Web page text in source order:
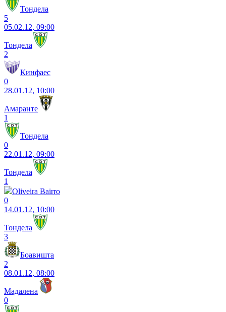
Тондела
5
05.02.12, 09:00
Тондела
2
Кинфаес
0
28.01.12, 10:00
Амаранте
1
Тондела
0
22.01.12, 09:00
Тондела
1
Oliveira Bairro
0
14.01.12, 10:00
Тондела
3
Боавишта
2
08.01.12, 08:00
Мадалена
0